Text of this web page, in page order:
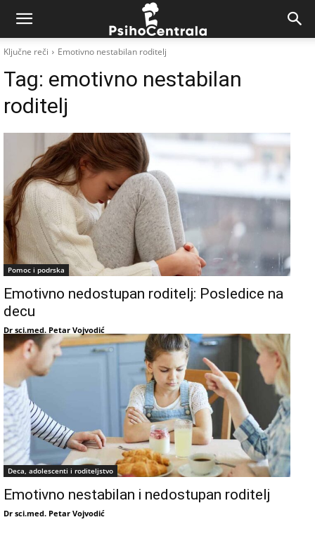
Ključne reči Emotivno nestabilan roditelj
Tag: emotivno nestabilan
roditelj
Pomoc i podrska
Emotivno nedostupan roditelj: Posledice na
decu
Dr sci.med. Petar Vojvodić
Deca, adolescenti i roditeljstvo
Emotivno nestabilan i nedostupan roditelj
Dr sci.med. Petar Vojvodić